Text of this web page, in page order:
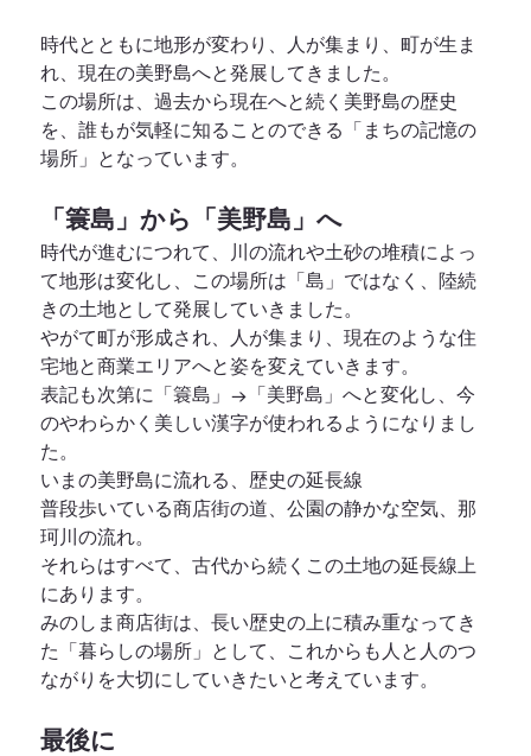
時代とともに地形が変わり、人が集まり、町が生ま
れ、現在の美野島へと発展してきました。
この場所は、過去から現在へと続く美野島の歴史
を、誰もが気軽に知ることのできる「まちの記憶の
場所」となっています。
「簑島」から「美野島」へ
時代が進むにつれて、川の流れや土砂の堆積によっ
て地形は変化し、この場所は「島」ではなく、陸続
きの土地として発展していきました。
やがて町が形成され、人が集まり、現在のような住
宅地と商業エリアへと姿を変えていきます。
表記も次第に「簑島」→「美野島」へと変化し、今
のやわらかく美しい漢字が使われるようになりまし
た。
いまの美野島に流れる、歴史の延長線
普段歩いている商店街の道、公園の静かな空気、那
珂川の流れ。
それらはすべて、古代から続くこの土地の延長線上
にあります。
みのしま商店街は、長い歴史の上に積み重なってき
た「暮らしの場所」として、これからも人と人のつ
ながりを大切にしていきたいと考えています。
最後に